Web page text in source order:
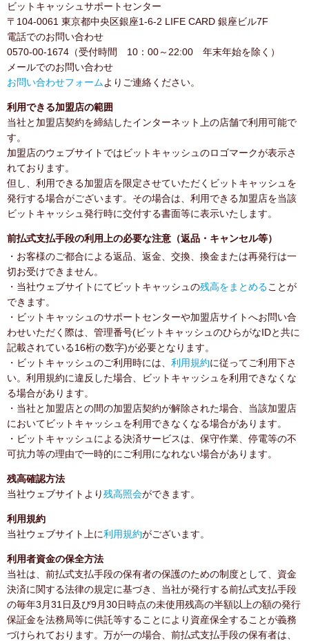
ビットキャッシュサポートセンター
〒104-0061 東京都中央区銀座1-6-2 LIFE CARD 銀座ビル7F
電話でのお問い合わせ
0570-00-1674（受付時間 10：00～22:00 年末年始を除く）
メールでのお問い合わせ
お問い合わせフォームよりご連絡ください。
利用できる加盟店の範囲
当社と加盟店契約を締結したインターネット上の店舗で利用可能で
す。
加盟店のウェブサイトではビットキャッシュのロゴマークが表示さ
れております。
但し、利用できる加盟店を限定させていただくビットキャッシュを
発行する場合がございます。その場合は、利用できる加盟店を当該
ビットキャッシュ発行時に交付する書面等に表示いたします。
前払式支払手段の利用上の必要な注意（返品・キャンセル等）
・お客様のご都合による返品、返金、交換、換金または再発行は一
切お受けできません。
・当社ウェブサイトにてビットキャッシュの残高をまとめることが
できます。
・ビットキャッシュのサポートセンターや加盟店サイトへお問い合
わせいただく際は、管理番号(ビットキャッシュのひらがなIDと共に
記載されている16桁の数字)が必要となります。
・ビットキャッシュのご利用時には、 利用規約に従ってご利用下さ
い。利用規約に違反した場合、ビットキャッシュを利用できなくな
る場合があります。
・当社と加盟店との間の加盟店契約が解除された場合、当該加盟店
においてビットキャッシュを利用できなくなる場合があります。
・ビットキャッシュによる決済サービスは、保守作業、停電等の不
可抗力等の理由で一時的にご利用になれない場合があります。
残高確認方法
当社ウェブサイトより残高照会ができます。
利用規約
当社ウェブサイト上に利用規約がございます。
利用者資金の保全方法
当社は、前払式支払手段の保有者の保護のための制度として、資金
決済に関する法律の規定に基づき、当社が発行する前払式支払手段
の毎年3月31日及び9月30日時点の未使用残高の半額以上の額の発行
保証金を法務局等に供託等することにより資産保全することが義務
づけられております。万が一の場合、前払式支払手段の保有者は、